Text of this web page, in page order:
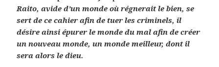
Raito, avide d’un monde où régnerait le bien, se
sert de ce cahier afin de tuer les criminels, il
désire ainsi épurer le monde du mal afin de créer
un nouveau monde, un monde meilleur, dont il
sera alors le dieu.